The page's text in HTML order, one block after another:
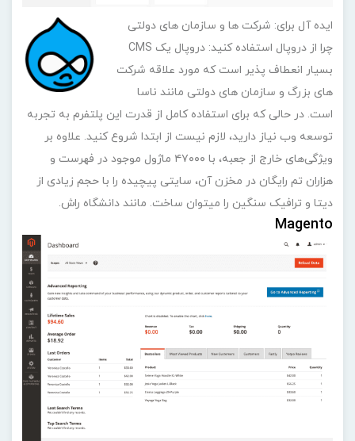
ایده آل برای: شرکت ها و سازمان های دولتی
چرا از دروپال استفاده کنید: دروپال یک CMS
بسیار انعطاف پذیر است که مورد علاقه شرکت
های بزرگ و سازمان های دولتی مانند ناسا
است. در حالی که برای استفاده کامل از قدرت این پلتفرم به تجربه
توسعه وب نیاز دارید، لازم نیست از ابتدا شروع کنید. علاوه بر
ویژگی‌های خارج از جعبه، با ۴۷۰۰۰ ماژول موجود در فهرست و
هزاران تم رایگان در مخزن آن، سایتی پیچیده را با حجم زیادی از
دیتا و ترافیک سنگین را میتوان ساخت. مانند دانشگاه راش.
Magento